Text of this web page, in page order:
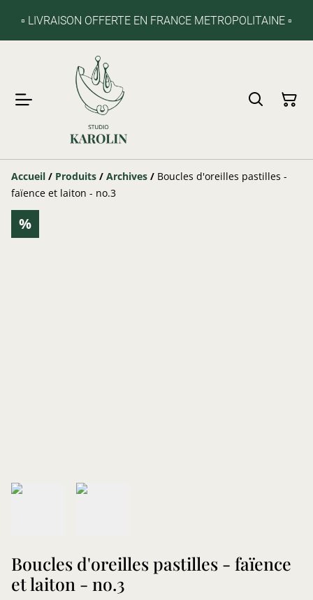
▫️ LIVRAISON OFFERTE EN FRANCE METROPOLITAINE ▫️
Accueil / Produits / Archives / Boucles d'oreilles pastilles -
faïence et laiton - no.3
%
Boucles d'oreilles pastilles - faïence
et laiton - no.3